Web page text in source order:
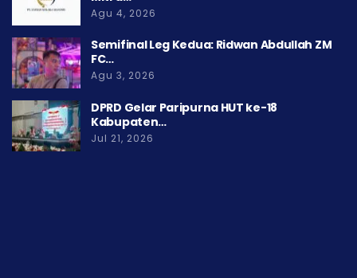
Agu 4, 2026
Semifinal Leg Kedua: Ridwan Abdullah ZM
FC…
Agu 3, 2026
DPRD Gelar Paripurna HUT ke-18
Kabupaten…
Jul 21, 2026